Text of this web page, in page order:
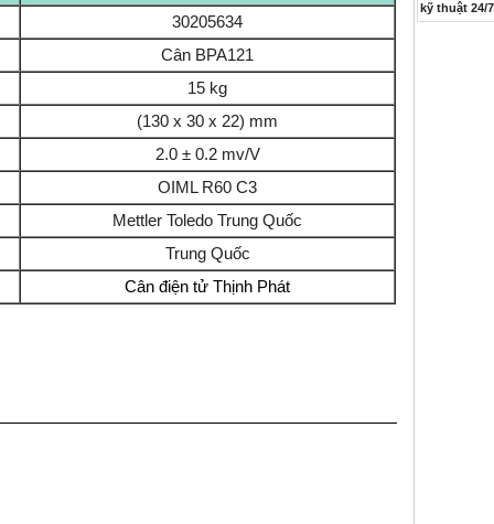
30205634
Cân BPA121
15 kg
(130 x 30 x 22) mm
2.0 ± 0.2 mv/V
OIML R60 C3
Mettler Toledo Trung Quốc
Trung Quốc
Cân điện tử Thịnh Phát
kỹ thuật 24/7